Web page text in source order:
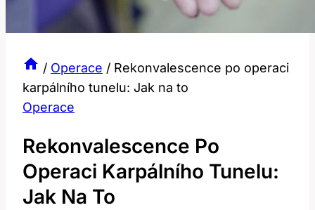
/ Operace / Rekonvalescence po operaci
karpálního tunelu: Jak na to
Operace
Rekonvalescence Po
Operaci Karpálního Tunelu:
Jak Na To